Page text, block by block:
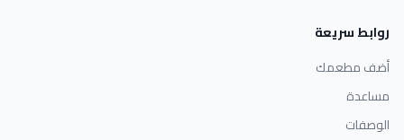
روابط سريعة
أضف مطعمك
مساعدة
الوصفات